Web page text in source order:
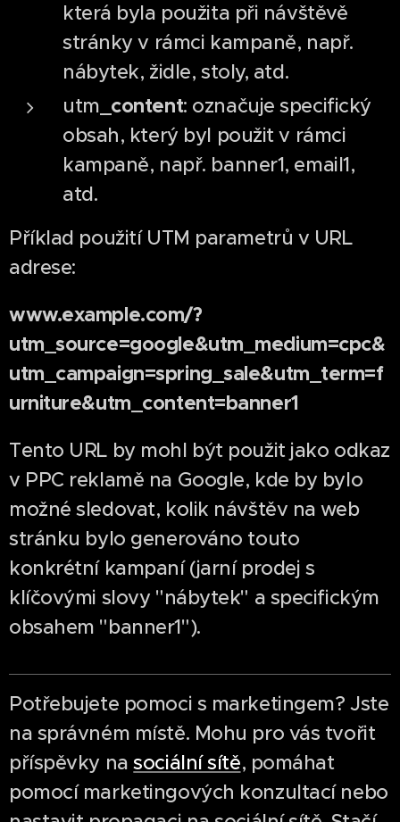
která byla použita při návštěvě
stránky v rámci kampaně, např.
nábytek, židle, stoly, atd.
utm_ content: označuje specifický
obsah, který byl použit v rámci
kampaně, např. banner1, email1,
atd.
Příklad použití UTM parametrů v URL
adrese:
www.example.com/?
utm_source=google&utm_medium=cpc&
utm_campaign=spring_sale&utm_term=f
urniture&utm_content=banner1
Tento URL by mohl být použit jako odkaz
v PPC reklamě na Google, kde by bylo
možné sledovat, kolik návštěv na web
stránku bylo generováno touto
konkrétní kampaní (jarní prodej s
klíčovými slovy "nábytek" a specifickým
obsahem "banner1").
Potřebujete pomoci s marketingem? Jste
na správném místě. Mohu pro vás tvořit
příspěvky nasociální sítě, pomáhat
pomocí marketingových konzultací nebo